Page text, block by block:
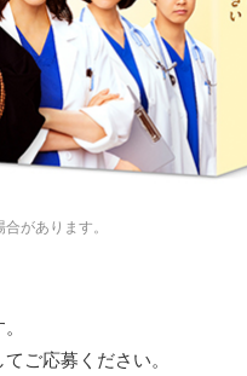
があります。
ご応募ください。